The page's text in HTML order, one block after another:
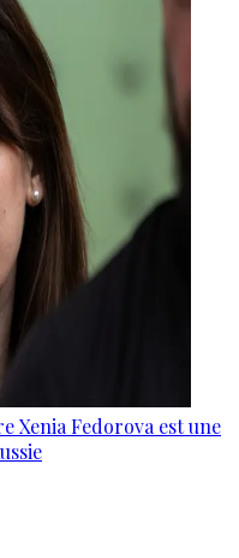
Xenia Fedorova est une